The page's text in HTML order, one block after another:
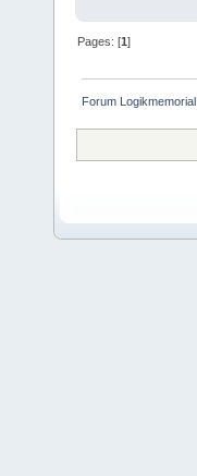
Pages: [1]
Forum Logikmemorial